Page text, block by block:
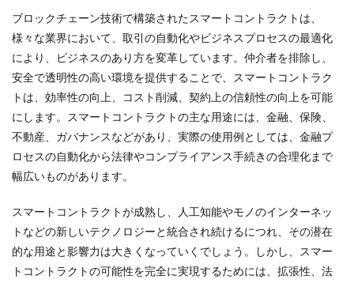
ブロックチェーン技術で構築されたスマートコントラクトは、
様々な業界において、取引の自動化やビジネスプロセスの最適化
により、ビジネスのあり方を変革しています。仲介者を排除し、
安全で透明性の高い環境を提供することで、スマートコントラク
トは、効率性の向上、コスト削減、契約上の信頼性の向上を可能
にします。スマートコントラクトの主な用途には、金融、保険、
不動産、ガバナンスなどがあり、実際の使用例としては、金融プ
ロセスの自動化から法律やコンプライアンス手続きの合理化まで
幅広いものがあります。
スマートコントラクトが成熟し、人工知能やモノのインターネッ
トなどの新しいテクノロジーと統合され続けるにつれ、その潜在
的な用途と影響力は大きくなっていくでしょう。しかし、スマー
トコントラクトの可能性を完全に実現するためには、拡張性、法